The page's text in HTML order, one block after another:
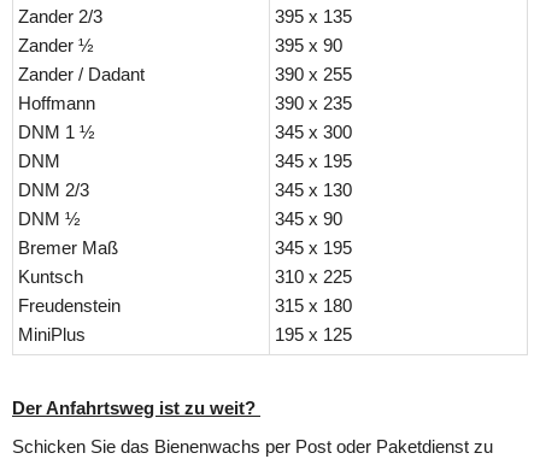
Zander 2/3
Zander ½
Zander / Dadant
Hoffmann
DNM 1 ½
DNM
DNM 2/3
DNM ½
Bremer Maß
Kuntsch
Freudenstein
MiniPlus
395 x 135
395 x 90
390 x 255
390 x 235
345 x 300
345 x 195
345 x 130
345 x 90
345 x 195
310 x 225
315 x 180
195 x 125
Der Anfahrtsweg ist zu weit?
Schicken Sie das Bienenwachs per Post oder Paketdienst zu